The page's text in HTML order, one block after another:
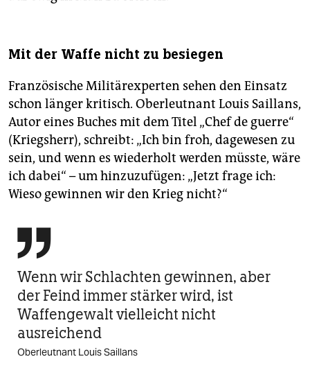
Mit der Waffe nicht zu besiegen
Französische Militärexperten sehen den Einsatz
schon länger kritisch. Oberleutnant Louis Saillans,
Autor eines Buches mit dem Titel „Chef de guerre“
(Kriegsherr), schreibt: „Ich bin froh, dagewesen zu
sein, und wenn es wiederholt werden müsste, wäre
ich dabei“ – um hinzuzufügen: „Jetzt frage ich:
Wieso gewinnen wir den Krieg nicht?“

Wenn wir Schlachten gewinnen, aber
der Feind immer stärker wird, ist
Waffengewalt vielleicht nicht
ausreichend
Oberleutnant Louis Saillans